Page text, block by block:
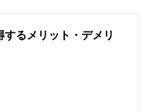
るメリット・デメリ